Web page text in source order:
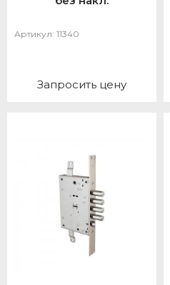
Артикул: 11340
Запросить цену